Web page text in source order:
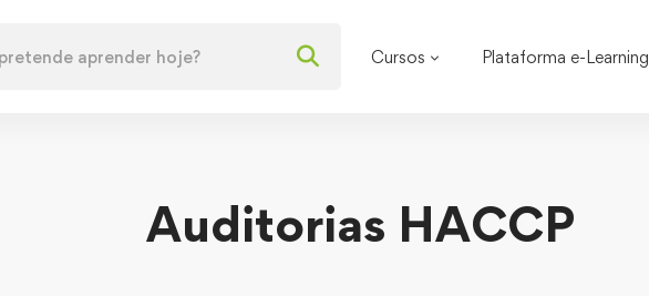
Cursos Plataforma e-Learning
Auditorias HACCP